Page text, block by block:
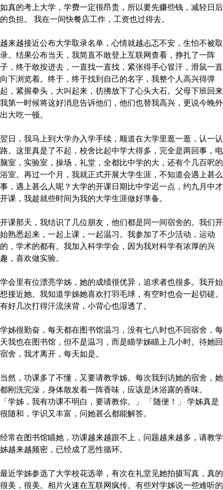
如真的考上大学，学费一定很昂贵，所以要先赚些钱，减轻日后
的负担。 我在一间快餐店工作，工资也过得去。
越来越接近公布大学取录名单，心情就越忐忑不安，生怕不被取
录。结果公布当天，我简直不敢登上互联网查看，挣扎了一阵
子，终于敢按进去，一直找一直找，紧张得手心冒汗，滑鼠一直
向下浏览着。终于，终于找到自己的名字，我整个人高兴得弹
起，紧握拳头，大叫起来，彷彿放下了心头大石。父母下班回来
我第一时候将这好消息告诉他们，他们也替我高兴，更说今晚外
出大吃一顿。
翌日，我马上到大学办入学手续，顺道在大学里逛一逛，认一认
路。这里真是了不起，校舍比起中学大得多，完全是两回事，电
脑室，实验室，操场，礼堂，全都比中学的大，还有个几百呎的
浴室。再过一个月，我就正式开展大学生涯，不知道会遇上甚么
事，遇上甚么人呢？大学的开课日期比中学迟一点，约九月中才
开课，我趁就些时间为我的大学生涯做好準备。
开课那天，我结识了几位朋友，他们都是同一间宿舍的。我们开
始熟悉起来，一起上课，一起温习。我参加了不少活动，运动
的，学术的都有。我加入科学学会，因为我对科学有浓厚的兴
趣，喜欢做实验。
学会里有位漂亮学姊，她的成绩很优异，追求者也很多。我开始
想接近她。我知道学姊她喜欢打羽毛球，有空时也会一起切磋。
有好几次打得汗流浃背，小背心也湿透了。
学姊很勤奋，每天都在图书馆温习，没有七八时也不回宿舍，每
天我也在图书馆，但不是温习，而是瞄学姊瞄上几小时。待她回
宿舍，我才离开，每天如是。
当然，功课多了不懂，又要请教学姊。每次我到访她的宿舍，她
都刚洗完澡，身体散发着一阵香味，应该是沐浴露的香味。
「学姊，我有功课不明白，要请教你。」 「随便！」 学姊真是
很随和，学识又丰富，问她甚么都能解答。
经常在图书馆瞄她，功课越来越跟不上，问题越来越多，请教学
姊越来越频密，已经成了恶性循环。
最近学姊参选了大学校花选举，有次在礼堂见她拍摄写真，真的
很美，很美。相片火速在互联网疯传。有些对学姊说一些难听的